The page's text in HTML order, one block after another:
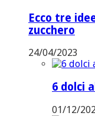
Ecco tre
zucchero
24/04/2023
6 dolci
01/12/